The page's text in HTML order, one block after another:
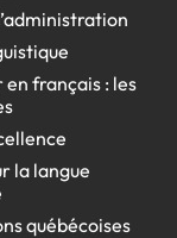
français : les
la langue
québécoises